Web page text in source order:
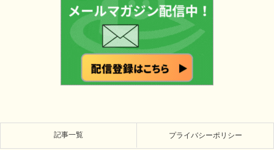
記事一覧 プライバシーポリシー